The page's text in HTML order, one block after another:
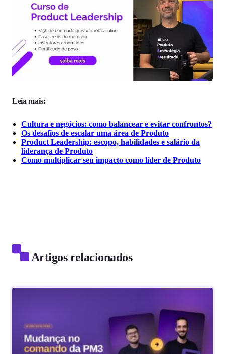
Leia mais:
Cultura e negócios: como balancear e evitar confrontos?
Os desafios de escalar uma área de Produto
Product Leadership: escopo, habilidades e salário da
liderança de Produto
Como multiplicar seu impacto como líder de Produto
Artigos relacionados